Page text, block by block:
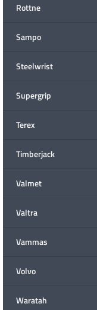
Rottne
Sampo
Steelwrist
Supergrip
Terex
Timberjack
Valmet
Valtra
Vammas
Volvo
Waratah